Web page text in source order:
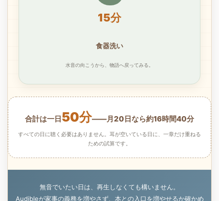
15分
食器洗い
水音の向こうから、物語へ戻ってみる。
合計は一日 50分――月20日なら約16時間40分
すべての日に聴く必要はありません。耳が空いている日に、一章だけ重ねる
ための試算です。
無音でいたい日は、再生しなくても構いません。
Audibleが家事の義務を増やさず、本との入口を増やせるか確かめ